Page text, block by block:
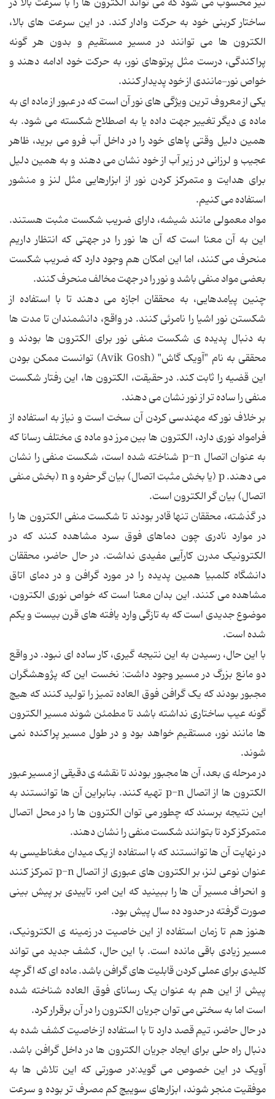
نیز محسوب می شود که می تواند الکترون ها را با سرعت بالا در
ساختار کربنی خود به حرکت وادار کند. در این سرعت های بالا،
الکترون ها می توانند در مسیر مستقیم و بدون هر گونه
پراکندگی، درست مثل پرتوهای نور، به حرکت خود ادامه دهند و
خواص نور-مانندی از خود پدیدار کنند.
یکی از معروف ترین ویژگی های نور آن است که در عبور از ماده ای به
ماده ی دیگر تغییر جهت داده یا به اصطلاح شکسته می شود. به
همین دلیل وقتی پاهای خود را در داخل آب فرو می برید، ظاهر
عجیب و لرزانی در زیر آب از خود نشان می دهند و به همین دلیل
برای هدایت و متمرکز کردن نور از ابزارهایی مثل لنز و منشور
استفاده می کنیم.
مواد معمولی مانند شیشه، دارای ضریب شکست مثبت هستند.
این به آن معنا است که آن ها نور را در جهتی که انتظار داریم
منحرف می کنند، اما این امکان هم وجود دارد که ضریب شکست
بعضی مواد منفی باشد و نور را در جهت مخالف منحرف کنند.
چنین پیامدهایی، به محققان اجازه می دهند تا با استفاده از
شکستن نور اشیا را نامرئی کنند. در واقع، دانشمندان تا مدت ها
به دنبال پدیده ی شکست منفی نور برای الکترون ها بودند و
محققی به نام "آویک گاش" (Avik Gosh) توانست ممکن بودن
این قضیه را ثابت کند. در حقیقت، الکترون ها، این رفتار شکست
منفی را ساده تر از نور نشان می دهند.
بر خلاف نور که مهندسی کردن آن سخت است و نیاز به استفاده از
فرامواد نوری دارد، الکترون ها بین مرز دو ماده ی مختلف رسانا که
به عنوان اتصال p-n شناخته شده است، شکست منفی را نشان
می دهند. p (یا بخش مثبت اتصال) بیان گر حفره و n (بخش منفی
اتصال) بیان گر الکترون است.
در گذشته، محققان تنها قادر بودند تا شکست منفی الکترون ها را
در موارد نادری چون دماهای فوق سرد مشاهده کنند که در
الکترونیک مدرن کارآیی مفیدی نداشت. در حال حاضر، محققان
دانشگاه کلمبیا همین پدیده را در مورد گرافن و در دمای اتاق
مشاهده می کنند. این بدان معنا است که خواص نوری الکترون،
موضوع جدیدی است که به تازگی وارد یافته های قرن بیست و یکم
شده است.
با این حال، رسیدن به این نتیجه گیری، کار ساده ای نبود. در واقع
دو مانع بزرگ در مسیر وجود داشت: نخست این که پژوهشگران
مجبور بودند که یک گرافن فوق العاده تمیز را تولید کنند که هیچ
گونه عیب ساختاری نداشته باشد تا مطمئن شوند مسیر الکترون
ها مانند نور، مستقیم خواهد بود و در طول مسیر پراکنده نمی
شوند.
در مرحله ی بعد، آن ها مجبور بودند تا نقشه ی دقیقی از مسیر عبور
الکترون ها از اتصال p-n تهیه کنند. بنابراین آن ها توانستند به
این نتیجه برسند که چطور می توان الکترون ها را در محل اتصال
متمرکز کرد تا بتوانند شکست منفی را نشان دهند.
در نهایت آن ها توانستند که با استفاده از یک میدان مغناطیسی به
عنوان نوعی لنز، بر الکترون های عبوری از اتصال p-n تمرکز کنند
و انحراف مسیر آن ها را ببینید که این امر، تاییدی بر پیش بینی
صورت گرفته در حدود ده سال پیش بود.
هنوز هم تا زمان استفاده از این خاصیت در زمینه ی الکترونیک،
مسیر زیادی باقی مانده است. با این حال، کشف جدید می تواند
کلیدی برای عملی کردن قابلیت های گرافن باشد. ماده ای که اگر چه
پیش از این هم به عنوان یک رسانای فوق العاده شناخته شده
است اما به سختی می توان جریان الکترون را در آن برقرار کرد.
در حال حاضر، تیم قصد دارد تا با استفاده از خاصیت کشف شده به
دنبال راه حلی برای ایجاد جریان الکترون ها در داخل گرافن باشد.
آویک در این خصوص می گوید:در صورتی که این تلاش ها به
موفقیت منجر شوند، ابزارهای سوییچ کم مصرف تر بوده و سرعت